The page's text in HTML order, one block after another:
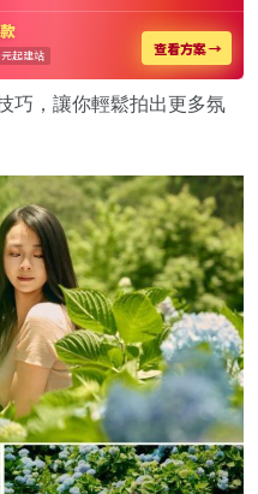
巧，讓你輕鬆拍出更多氛